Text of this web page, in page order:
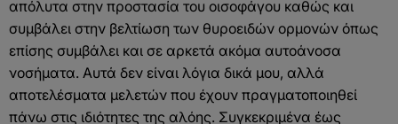
απόλυτα στην προστασία του οισοφάγου καθώς και
συμβάλει στην βελτίωση των θυροειδών ορμονών όπως
επίσης συμβάλει και σε αρκετά ακόμα αυτοάνοσα
νοσήματα. Αυτά δεν είναι λόγια δικά μου, αλλά
αποτελέσματα μελετών που έχουν πραγματοποιηθεί
πάνω στις ιδιότητες της αλόης. Συγκεκριμένα έως